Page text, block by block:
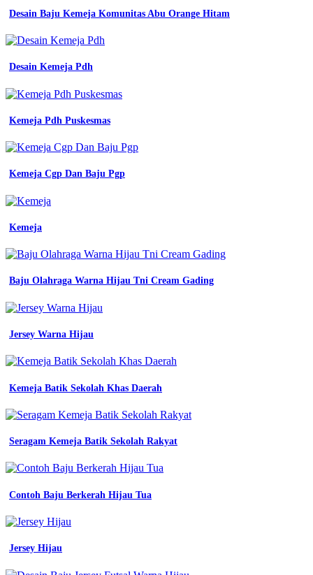
polos
basic
panjang
premium
kemeja
tremolo
lumut
garis
garis
on
jual
polos
pria
panjang
kemeja
Warna
warna
onehill
wendya
kemeja
kerja
polos
pria
formal
Desain Baju Kemeja Komunitas Abu Orange Hitam
Desain Kemeja Pdh
Kemeja Pdh Puskesmas
Kemeja Cgp Dan Baju Pgp
Kemeja
Baju Olahraga Warna Hijau Tni Cream Gading
Jersey Warna Hijau
Kemeja Batik Sekolah Khas Daerah
Seragam Kemeja Batik Sekolah Rakyat
Contoh Baju Berkerah Hijau Tua
Jersey Hijau